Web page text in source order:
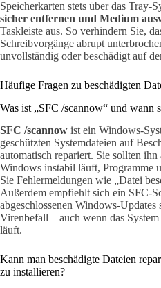
Speicherkarten stets über das Tray-
sicher entfernen und Medium
Taskleiste aus. So verhindern Sie,
Schreibvorgänge abrupt
unvollständig oder beschädigt auf
Häufige Fragen zu beschädigten
Was ist „SFC /scannow“ und wann
SFC /scannow ist ein Windows-
geschützten Systemdateien auf
automatisch repariert. Sie sollten
Windows instabil läuft, Programme
Sie Fehlermeldungen wie „Datei
Außerdem empfiehlt sich ein SFC-
abgeschlossenen Windows-Updates
Virenbefall – auch wenn das
läuft.
Kann man beschädigte Dateien
zu installieren?